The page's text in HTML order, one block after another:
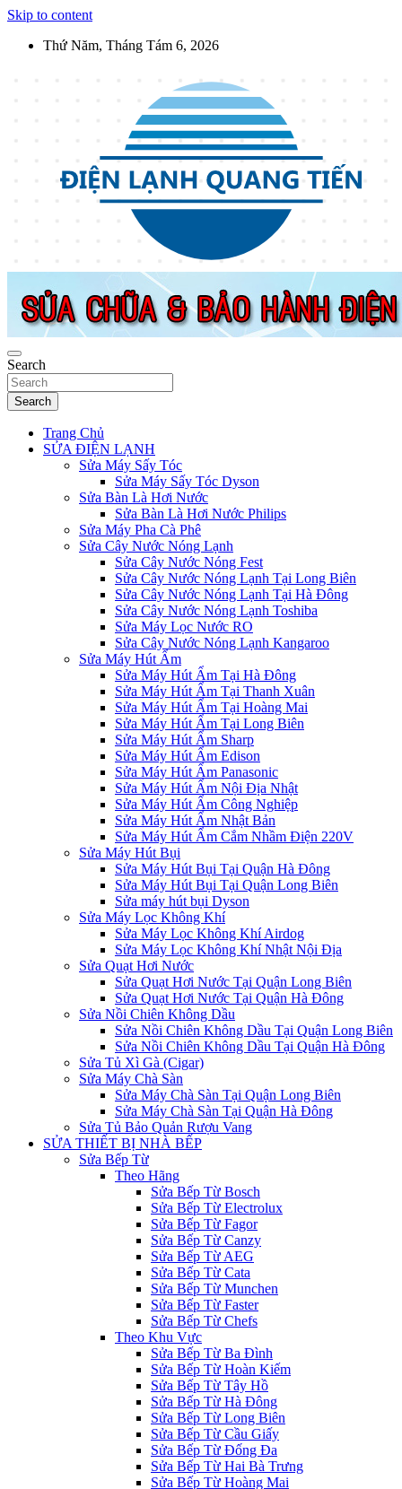
Skip to content
Thứ Năm, Tháng Tám 6, 2026
Điện Lạnh Quang Tiến
Sửa chữa thiết bị điện lạnh, điện dân dụng, thiết bị nhà bếp tại Hà
Nội
Search
Search
Trang Chủ
SỬA ĐIỆN LẠNH
Sửa Máy Sấy Tóc
Sửa Máy Sấy Tóc Dyson
Sửa Bàn Là Hơi Nước
Sửa Bàn Là Hơi Nước Philips
Sửa Máy Pha Cà Phê
Sửa Cây Nước Nóng Lạnh
Sửa Cây Nước Nóng Fest
Sửa Cây Nước Nóng Lạnh Tại Long Biên
Sửa Cây Nước Nóng Lạnh Tại Hà Đông
Sửa Cây Nước Nóng Lạnh Toshiba
Sửa Máy Lọc Nước RO
Sửa Cây Nước Nóng Lạnh Kangaroo
Sửa Máy Hút Ẩm
Sửa Máy Hút Ẩm Tại Hà Đông
Sửa Máy Hút Ẩm Tại Thanh Xuân
Sửa Máy Hút Ẩm Tại Hoàng Mai
Sửa Máy Hút Ẩm Tại Long Biên
Sửa Máy Hút Ẩm Sharp
Sửa Máy Hút Ẩm Edison
Sửa Máy Hút Ẩm Panasonic
Sửa Máy Hút Ẩm Nội Địa Nhật
Sửa Máy Hút Ẩm Công Nghiệp
Sửa Máy Hút Ẩm Nhật Bản
Sửa Máy Hút Ẩm Cắm Nhầm Điện 220V
Sửa Máy Hút Bụi
Sửa Máy Hút Bụi Tại Quận Hà Đông
Sửa Máy Hút Bụi Tại Quận Long Biên
Sửa máy hút bụi Dyson
Sửa Máy Lọc Không Khí
Sửa Máy Lọc Không Khí Airdog
Sửa Máy Lọc Không Khí Nhật Nội Địa
Sửa Quạt Hơi Nước
Sửa Quạt Hơi Nước Tại Quận Long Biên
Sửa Quạt Hơi Nước Tại Quận Hà Đông
Sửa Nồi Chiên Không Dầu
Sửa Nồi Chiên Không Dầu Tại Quận Long Biên
Sửa Nồi Chiên Không Dầu Tại Quận Hà Đông
Sửa Tủ Xì Gà (Cigar)
Sửa Máy Chà Sàn
Sửa Máy Chà Sàn Tại Quận Long Biên
Sửa Máy Chà Sàn Tại Quận Hà Đông
Sửa Tủ Bảo Quản Rượu Vang
SỬA THIẾT BỊ NHÀ BẾP
Sửa Bếp Từ
Theo Hãng
Sửa Bếp Từ Bosch
Sửa Bếp Từ Electrolux
Sửa Bếp Từ Fagor
Sửa Bếp Từ Canzy
Sửa Bếp Từ AEG
Sửa Bếp Từ Cata
Sửa Bếp Từ Munchen
Sửa Bếp Từ Faster
Sửa Bếp Từ Chefs
Theo Khu Vực
Sửa Bếp Từ Ba Đình
Sửa Bếp Từ Hoàn Kiếm
Sửa Bếp Từ Tây Hồ
Sửa Bếp Từ Hà Đông
Sửa Bếp Từ Long Biên
Sửa Bếp Từ Cầu Giấy
Sửa Bếp Từ Đống Đa
Sửa Bếp Từ Hai Bà Trưng
Sửa Bếp Từ Hoàng Mai